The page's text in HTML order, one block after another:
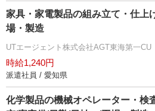
家具・家電製品の組み立て・仕上
場・製造
UTエージェント株式会社AGT東海第一CU
時給1,240円
派遣社員 / 愛知県
化学製品の機械オペレーター・検